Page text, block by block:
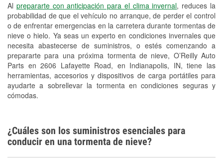
Al prepararte con anticipación para el clima invernal, reduces la
probabilidad de que el vehículo no arranque, de perder el control
o de enfrentar emergencias en la carretera durante tormentas de
nieve o hielo. Ya seas un experto en condiciones invernales que
necesita abastecerse de suministros, o estés comenzando a
prepararte para una próxima tormenta de nieve, O’Reilly Auto
Parts en 2606 Lafayette Road, en Indianapolis, IN, tiene las
herramientas, accesorios y dispositivos de carga portátiles para
ayudarte a sobrellevar la tormenta en condiciones seguras y
cómodas.
Snowstorm Supplies
Tornado Supplies
Conoce más
Idiomas adicionales
Español
¿Cuáles son los suministros esenciales para
conducir en una tormenta de nieve?